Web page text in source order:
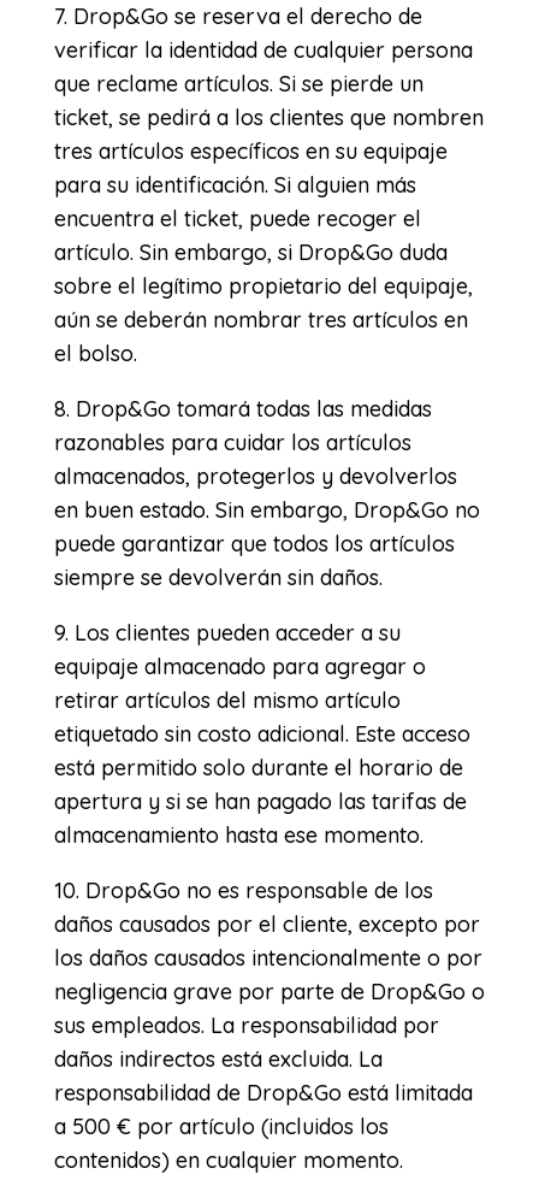
7. Drop&Go se reserva el derecho de
verificar la identidad de cualquier persona
que reclame artículos. Si se pierde un
ticket, se pedirá a los clientes que nombren
tres artículos específicos en su equipaje
para su identificación. Si alguien más
encuentra el ticket, puede recoger el
artículo. Sin embargo, si Drop&Go duda
sobre el legítimo propietario del equipaje,
aún se deberán nombrar tres artículos en
el bolso.
8. Drop&Go tomará todas las medidas
razonables para cuidar los artículos
almacenados, protegerlos y devolverlos
en buen estado. Sin embargo, Drop&Go no
puede garantizar que todos los artículos
siempre se devolverán sin daños.
9. Los clientes pueden acceder a su
equipaje almacenado para agregar o
retirar artículos del mismo artículo
etiquetado sin costo adicional. Este acceso
está permitido solo durante el horario de
apertura y si se han pagado las tarifas de
almacenamiento hasta ese momento.
10. Drop&Go no es responsable de los
daños causados por el cliente, excepto por
los daños causados intencionalmente o por
negligencia grave por parte de Drop&Go o
sus empleados. La responsabilidad por
daños indirectos está excluida. La
responsabilidad de Drop&Go está limitada
a 500 € por artículo (incluidos los
contenidos) en cualquier momento.